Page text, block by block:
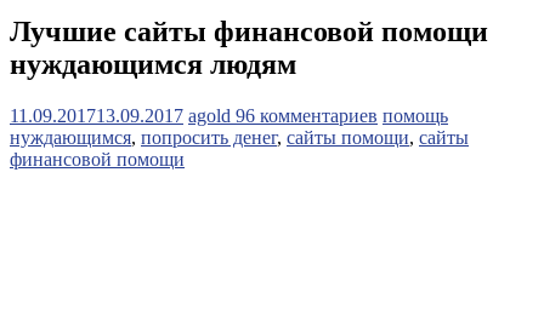
Лучшие сайты финансовой помощи
нуждающимся людям
11.09.201713.09.2017 agold 96 комментариев помощь
нуждающимся, попросить денег, сайты помощи, сайты
финансовой помощи